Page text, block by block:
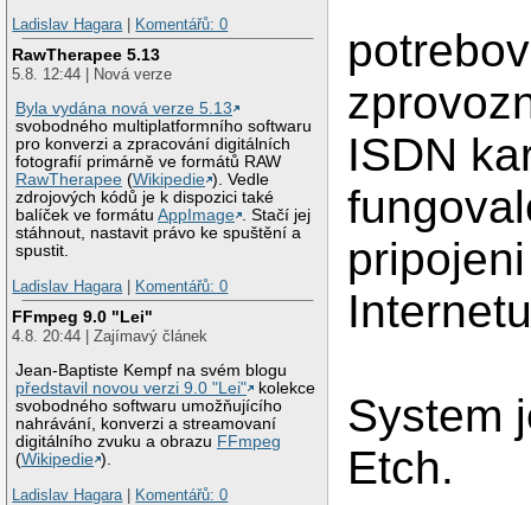
Ladislav Hagara
Komentářů: 0
RawTherapee 5.13
5.8. 12:44 | Nová verze
Byla vydána nová verze 5.13
svobodného multiplatformního softwaru
pro konverzi a zpracování digitálních
fotografií primárně ve formátů RAW
RawTherapee (Wikipedie ). Vedle
zdrojových kódů je k dispozici také
balíček ve formátuAppImage . Stačí jej
stáhnout, nastavit právo ke spuštění a
spustit.
Ladislav Hagara
Komentářů: 0
FFmpeg 9.0 "Lei"
4.8. 20:44 | Zajímavý článek
Jean-Baptiste Kempf na svém blogu
představil novou verzi 9.0 "Lei"
kolekce
svobodného softwaru umožňujícího
nahrávání, konverzi a streamovaní
digitálního zvuku a obrazu FFmpeg
(Wikipedie ).
Ladislav Hagara
Komentářů: 0
ISDN
System
Etch.